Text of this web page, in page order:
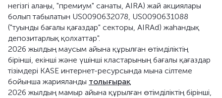
негізгі алаңы, "премиум" санаты, AIRA) жай акциялары
болып табылатын US0090632078, US0090631088
("туынды бағалы қағаздар" секторы, AIRAd) жаһандық
депозитарлық қолхаттар".
2026 жылдың маусым айына құрылған өтімділіктің
бірінші, екінші және үшінші кластарының бағалы қағаздар
тізімдері KASE интернет-ресурсында мына сілтеме
бойынша жарияланды толығырақ
2026 жылдың мамыр айына құрылған өтімділіктің бірінші,